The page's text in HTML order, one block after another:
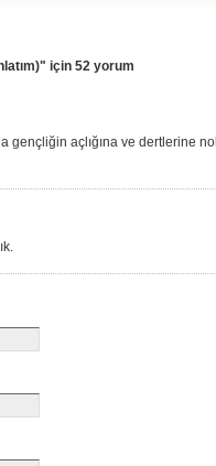
için 52 yorum
gençliğin açlığına ve dertlerine